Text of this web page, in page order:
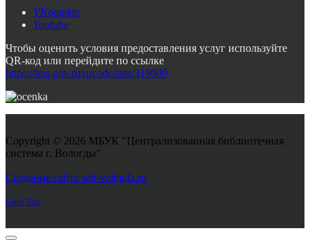
VKontakte
Youtube
Чтобы оценить условия предоставления услуг используйте
QR-код или перейдите по ссылке
https://bus.gov.ru/qrcode/rate/319900
Copyright © 2026 МБУК "Централизованная библиотечная
система г. Вологды"
Создание сайта sait-vologda.ru
Goto Top